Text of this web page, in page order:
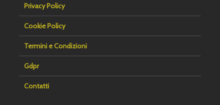
Privacy Policy
Cookie Policy
Termini e Condizioni
Gdpr
Contatti